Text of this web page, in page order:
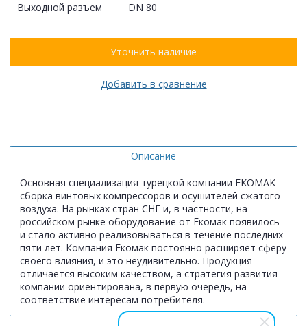
Выходной разъем
DN 80
Уточнить наличие
Добавить в сравнение
Описание
Основная специализация турецкой компании EKOMAK -
сборка винтовых компрессоров и осушителей сжатого
воздуха. На рынках стран СНГ и, в частности, на
российском рынке оборудование от Екомак появилось
и стало активно реализовываться в течение последних
пяти лет. Компания Екомак постоянно расширяет сферу
своего влияния, и это неудивительно. Продукция
отличается высоким качеством, а стратегия развития
компании ориентирована, в первую очередь, на
соответствие интересам потребителя.